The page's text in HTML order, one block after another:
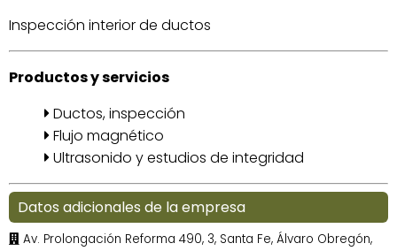
Inspección interior de ductos
Productos y servicios
Ductos, inspección
Flujo magnético
Ultrasonido y estudios de integridad
Datos adicionales de la empresa
Av. Prolongación Reforma 490, 3, Santa Fe, Álvaro Obregón,